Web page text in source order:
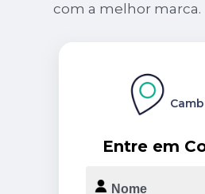
com a melhor marca.
Entre em